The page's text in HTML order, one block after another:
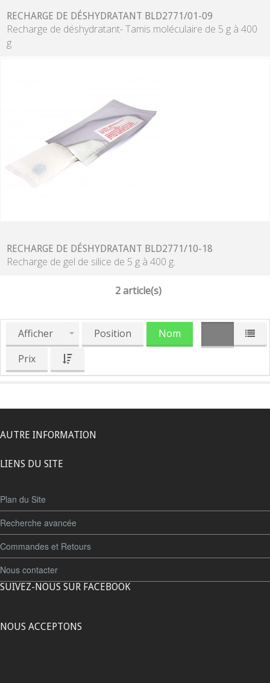
RECHARGE DE DÉSHYDRATANT BLD2771/01-09
Recharge de déshydratant- Tamis moléculaire de 5 g à 400
g
RECHARGE DE DÉSHYDRATANT BLD2771/10-18
Recharge de gel de silice de 5 g à 400 g.
2 article(s)
Afficher Position
Nom
Prix
AUTRE INFORMATION
LIENS DU SITE
Plan du Site
Recherche avancée
Commandes et Retours
Nous contacter
SUIVEZ-NOUS SUR FACEBOOK
NOUS ACCEPTONS